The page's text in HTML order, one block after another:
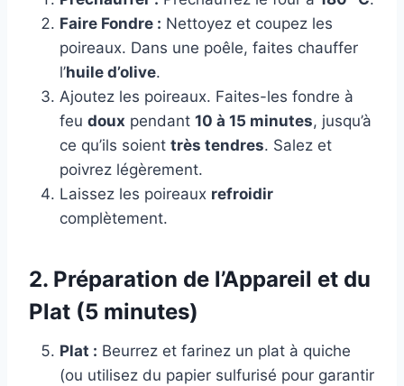
Faire Fondre : Nettoyez et coupez les
poireaux. Dans une poêle, faites chauffer
l’huile d’olive.
Ajoutez les poireaux. Faites-les fondre à
feu doux pendant 10 à 15 minutes, jusqu’à
ce qu’ils soient très tendres. Salez et
poivrez légèrement.
Laissez les poireaux refroidir
complètement.
2. Préparation de l’Appareil et du
Plat (5 minutes)
Plat : Beurrez et farinez un plat à quiche
(ou utilisez du papier sulfurisé pour garantir